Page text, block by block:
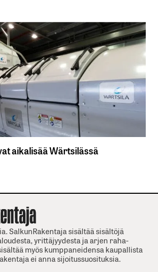
aikalisää Wärtsilässä
SalkunRakentaja sisältää sisältöjä
yrittäjyydesta ja arjen raha-
myös kumppaneidensa kaupallista
ei anna sijoitussuosituksia.